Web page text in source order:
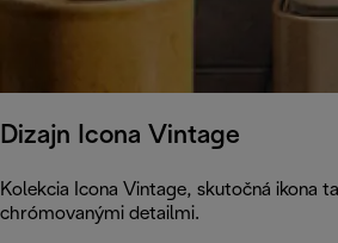
Dizajn Icona Vintage
Kolekcia Icona Vintage, skutočná ikona
chrómovanými detailmi.